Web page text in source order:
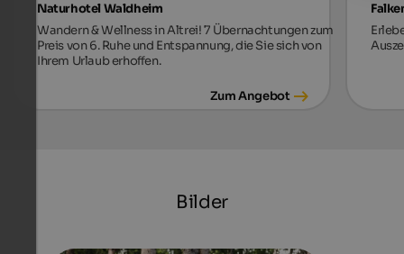
Naturhotel Waldheim
Wandern & Wellness in Altrei! 7 Übernachtungen zum
Preis von 6. Ruhe und Entspannung, die Sie sich von
Ihrem Urlaub erhoffen.
Zum Angebot
Bilder